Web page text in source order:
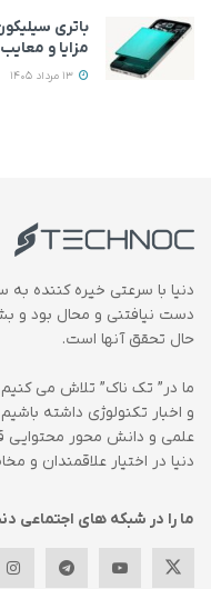
باتری
مزایا و معایب
دنیا با سرعتی خیره کننده
دست نیافتنی و محال بود و
حال تحقق آنها است.
ما در” تک ناک” تلاش می
و اخبار تکنولوژی داشته
علمی و دانش محور محتوایی
دنیا در اختیار علاقمندان و
ما را در شبکه های اجتماعی